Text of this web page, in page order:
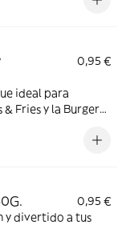
0,95 €
ideal para
& Fries y la Burger
0,95 €
y divertido a tus